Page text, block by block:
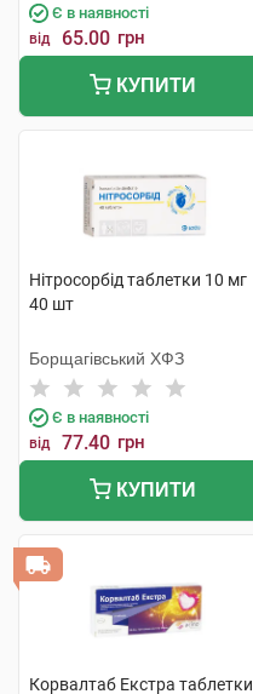
Є в наявності
від 65.00 грн
КУПИТИ
Нітросорбід таблетки 10 мг
40 шт
Борщагівський ХФЗ
Є в наявності
від 77.40 грн
КУПИТИ
Корвалтаб Екстра таблетки